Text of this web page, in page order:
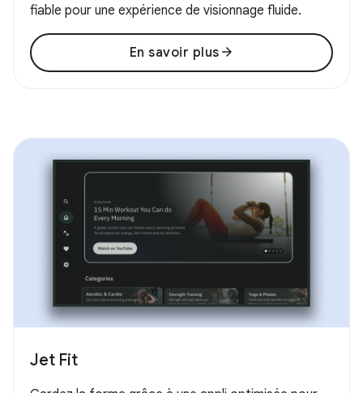
fiable pour une expérience de visionnage fluide.
En savoir plus arrow_forward
Jet Fit